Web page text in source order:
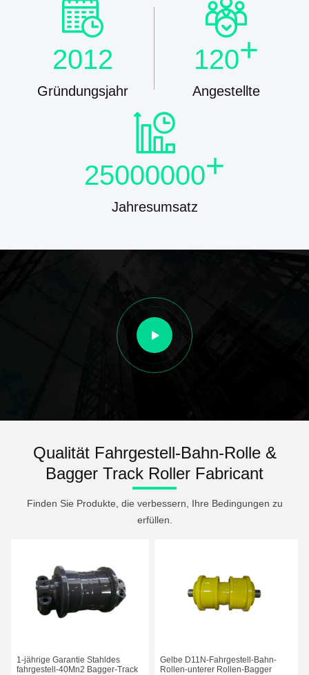
2012
Gründungsjahr
120+
Angestellte
25000000+
Jahresumsatz
Qualität Fahrgestell-Bahn-Rolle &
Bagger Track Roller Fabricant
Finden Sie Produkte, die verbessern, Ihre Bedingungen zu
erfüllen.
1-jährige Garantie Stahldes
fahrgestell-40Mn2 Bagger-Track
Gelbe D11N-Fahrgestell-Bahn-
Rollen-unterer Rollen-Bagger